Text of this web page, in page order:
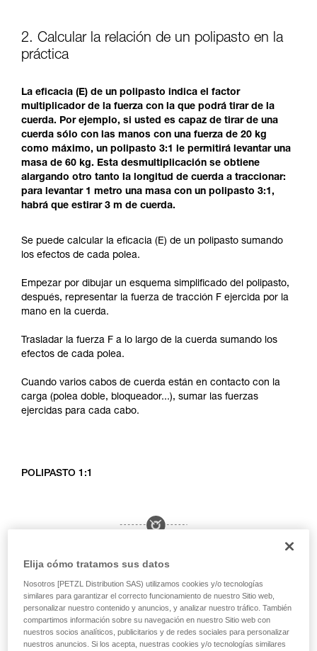
2. Calcular la relación de un polipasto en la
práctica
La eficacia (E) de un polipasto indica el factor
multiplicador de la fuerza con la que podrá tirar de la
cuerda. Por ejemplo, si usted es capaz de tirar de una
cuerda sólo con las manos con una fuerza de 20 kg
como máximo, un polipasto 3:1 le permitirá levantar una
masa de 60 kg. Esta desmultiplicación se obtiene
alargando otro tanto la longitud de cuerda a traccionar:
para levantar 1 metro una masa con un polipasto 3:1,
habrá que estirar 3 m de cuerda.
Se puede calcular la eficacia (E) de un polipasto sumando
los efectos de cada polea.
Empezar por dibujar un esquema simplificado del polipasto,
después, representar la fuerza de tracción F ejercida por la
mano en la cuerda.
Trasladar la fuerza F a lo largo de la cuerda sumando los
efectos de cada polea.
Cuando varios cabos de cuerda están en contacto con la
carga (polea doble, bloqueador...), sumar las fuerzas
ejercidas para cada cabo.
POLIPASTO 1:1
Elija cómo tratamos sus datos
Nosotros [PETZL Distribution SAS) utilizamos cookies y/o tecnologías
similares para garantizar el correcto funcionamiento de nuestro Sitio web,
personalizar nuestro contenido y anuncios, y analizar nuestro tráfico. También
compartimos información sobre su navegación en nuestro Sitio web con
nuestros socios analíticos, publicitarios y de redes sociales para personalizar
nuestros anuncios. Si los acepta, nuestras cookies y/o tecnologías similares